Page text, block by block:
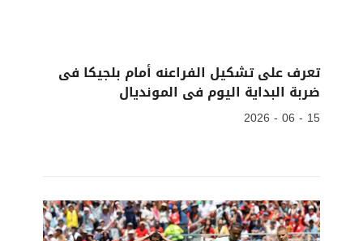
تعرف على تشكيل الفراعنه أمام بلجيكا فى
ضربة البداية اليوم فى المونديال
15 - 06 - 2026